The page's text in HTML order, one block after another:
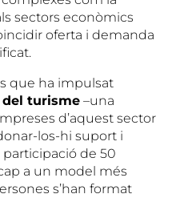
sectors econòmics
oferta i demanda
que ha impulsat
del turisme –una
d’aquest sector
los-hi suport i
de 50
a un model més
s’han format